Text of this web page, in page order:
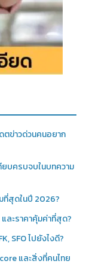
ตข่าวด่วนคนอยาก
ยบครบจบในบทความ
ที่สุดในปี 2026?
ละราคาคุ้มค่าที่สุด?
SFO ไปยังไงดี?
และสิ่งที่คนไทย